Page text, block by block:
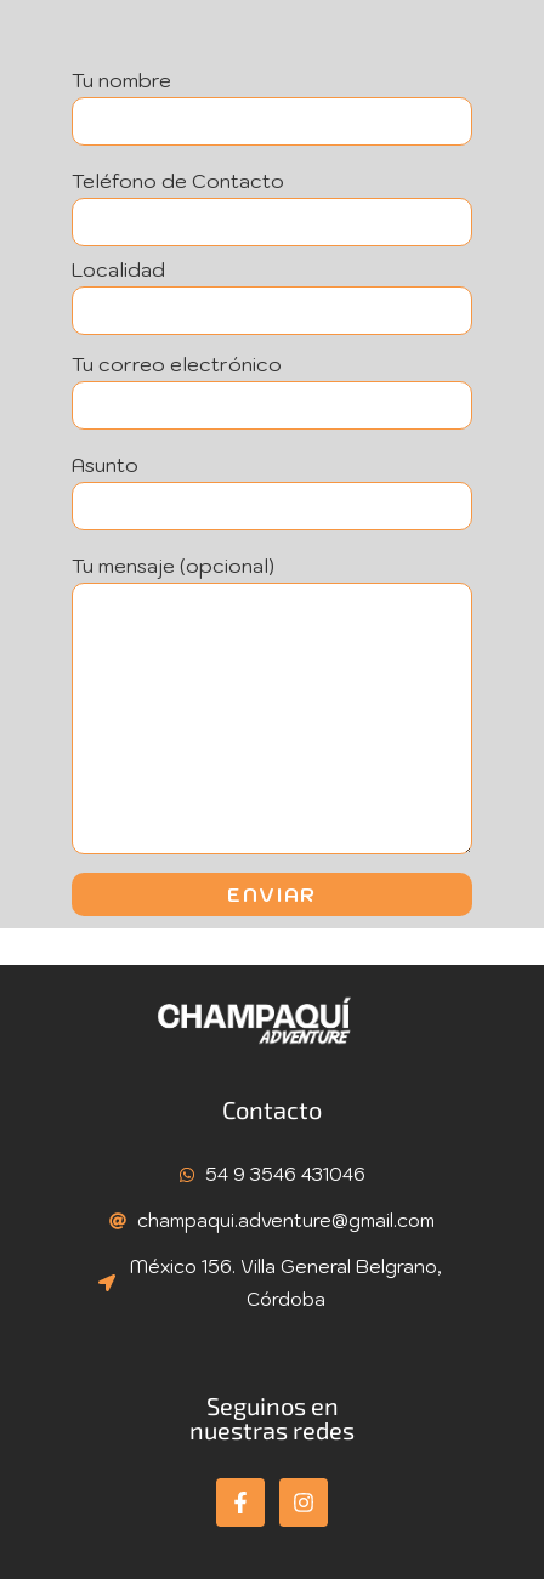
Tu nombre
Teléfono de Contacto
Localidad
Tu correo electrónico
Asunto
Tu mensaje (opcional)
Contacto
54 9 3546 431046
champaqui.adventure@gmail.com
México 156. Villa General Belgrano,
Córdoba
Seguinos en
nuestras redes